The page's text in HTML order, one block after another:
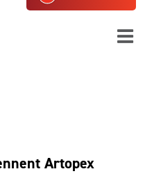
Artopex